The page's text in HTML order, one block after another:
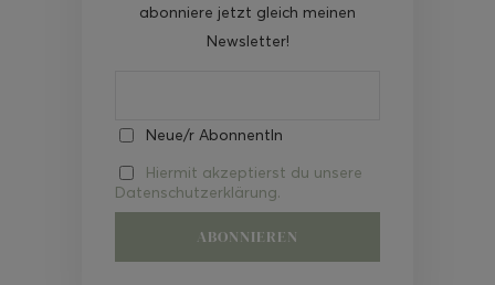
abonniere jetzt gleich meinen
Newsletter!
Neue/r AbonnentIn
Hiermit akzeptierst du unsere
Datenschutzerklärung.